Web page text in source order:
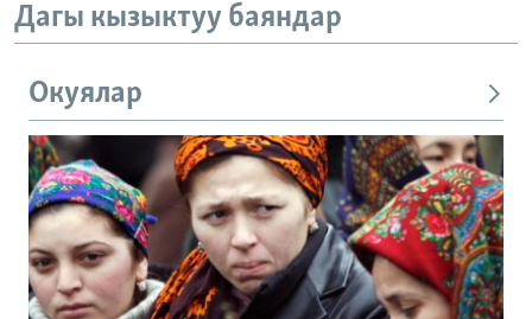
Дагы кызыктуу баяндар
Окуялар